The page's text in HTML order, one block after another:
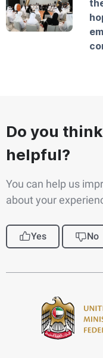
Do you
helpful?
You can help us
about your
Yes No